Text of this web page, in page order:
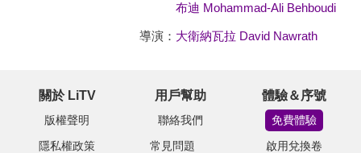
布迪 Mohammad-Ali Behboudi
導演： 大衛納瓦拉 David Nawrath
關於 LiTV
版權聲明
隱私權政策
用戶幫助
聯絡我們
常見問題
體驗＆序號
免費體驗
啟用兌換卷